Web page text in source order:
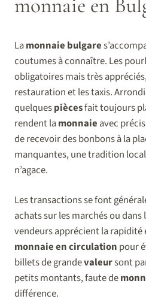
Lamonnaie bulgare
coutumes à connaître. Les
obligatoires mais très
restauration et les taxis.
quelquespiècesfait toujours
rendent lamonnaie avec
de recevoir des bonbons à la
manquantes, une tradition
n’agace.
Les transactions se font
achats sur les marchés ou
vendeurs apprécient la rapidité
monnaie en circulation pour
billets de grandevaleursont
petits montants, faute de
différence.